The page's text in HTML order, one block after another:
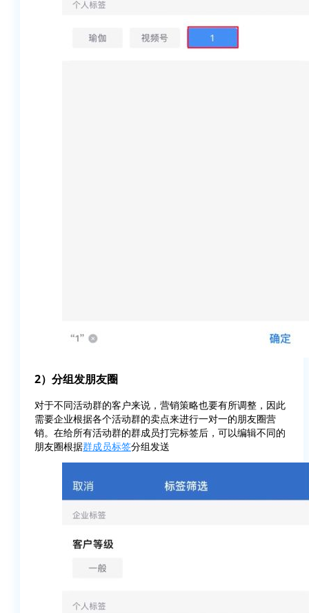
2）分组发朋友圈
对于不同活动群的客户来说，营销策略也要有所调整，因此
需要企业根据各个活动群的卖点来进行一对一的朋友圈营
销。在给所有活动群的群成员打完标签后，可以编辑不同的
朋友圈根据群成员标签分组发送